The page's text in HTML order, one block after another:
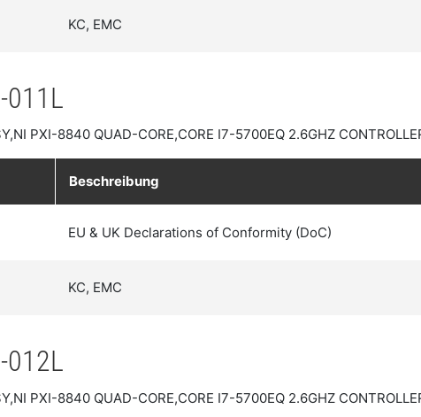
KC, EMC
011L
PXI-8840 QUAD-CORE,CORE I7-5700EQ 2.6GHZ
Beschreibung
EU & UK Declarations of Conformity (DoC)
KC, EMC
012L
PXI-8840 QUAD-CORE,CORE I7-5700EQ 2.6GHZ